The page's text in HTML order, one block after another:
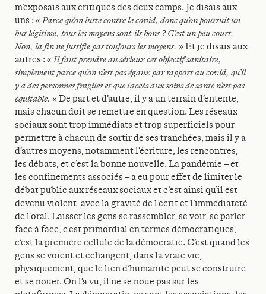
m’exposais aux critiques des deux camps. Je disais aux
uns : « Parce qu’on lutte contre le covid, donc qu’on poursuit un
but légitime, tous les moyens sont-ils bons ? C’est un peu court.
Non, la fin ne justifie pas toujours les moyens. » Et je disais aux
autres : « Il faut prendre au sérieux cet objectif sanitaire,
simplement parce qu’on n’est pas égaux par rapport au covid, qu’il
y a des personnes fragiles et que l’accès aux soins de santé n’est pas
équitable. » De part et d’autre, il y a un terrain d’entente,
mais chacun doit se remettre en question. Les réseaux
sociaux sont trop immédiats et trop superficiels pour
permettre à chacun de sortir de ses tranchées, mais il y a
d’autres moyens, notamment l’écriture, les rencontres,
les débats, et c’est la bonne nouvelle. La pandémie – et
les confinements associés – a eu pour effet de limiter le
débat public aux réseaux sociaux et c’est ainsi qu’il est
devenu violent, avec la gravité de l’écrit et l’immédiateté
de l’oral. Laisser les gens se rassembler, se voir, se parler
face à face, c’est primordial en termes démocratiques,
c’est la première cellule de la démocratie. C’est quand les
gens se voient et échangent, dans la vraie vie,
physiquement, que le lien d’humanité peut se construire
et se nouer. On l’a vu, il ne se noue pas sur les